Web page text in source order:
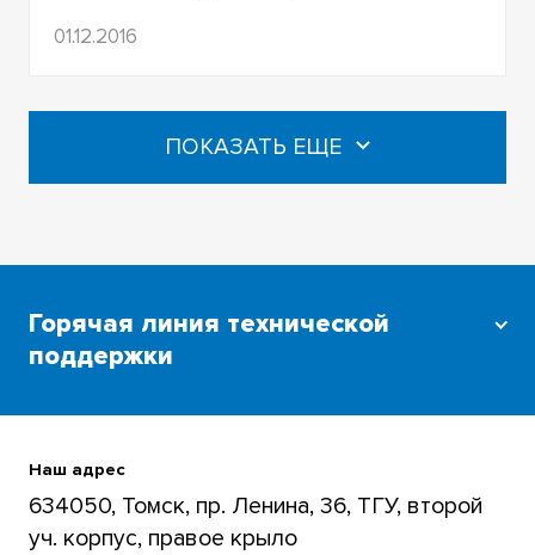
01.12.2016
ПОКАЗАТЬ ЕЩЕ
Горячая линия технической
поддержки
+7 (3822) 785-654
Наш адрес
634050, Томск, пр. Ленина, 36, ТГУ, второй
уч. корпус, правое крыло